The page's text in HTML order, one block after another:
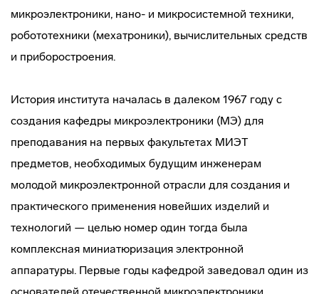
микроэлектроники, нано- и микросистемной техники,
робототехники (мехатроники), вычислительных средств
и приборостроения.
История института началась в далеком 1967 году с
создания кафедры микроэлектроники (МЭ) для
преподавания на первых факультетах МИЭТ
предметов, необходимых будущим инженерам
молодой микроэлектронной отрасли для создания и
практического применения новейших изделий и
технологий — целью номер один тогда была
комплексная миниатюризация электронной
аппаратуры. Первые годы кафедрой заведовал один из